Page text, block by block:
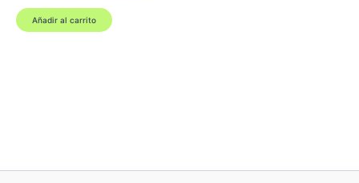
original
era:
actual
es:
Añadir al carrito